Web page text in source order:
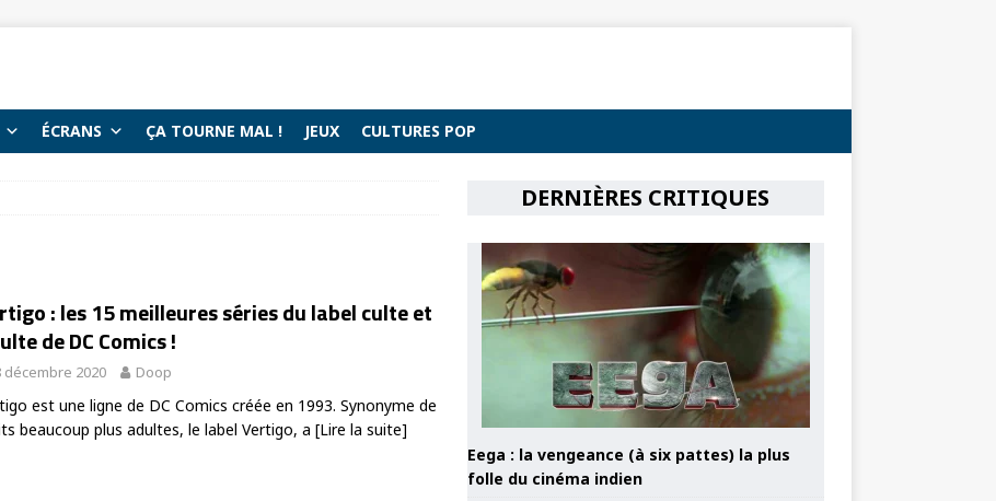
ÉCRANS ÇA TOURNE MAL ! JEUX CULTURES POP
: les 15 meilleures séries du label culte et
de DC Comics !
décembre 2020 Doop
est une ligne de DC Comics créée en 1993. Synonyme de
beaucoup plus adultes, le label Vertigo, a [Lire la suite]
DERNIÈRES CRITIQUES
Eega : la vengeance (à six pattes) la plus
folle du cinéma indien